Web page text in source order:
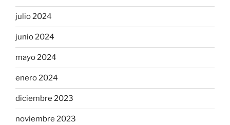
julio 2024
junio 2024
mayo 2024
enero 2024
diciembre 2023
noviembre 2023